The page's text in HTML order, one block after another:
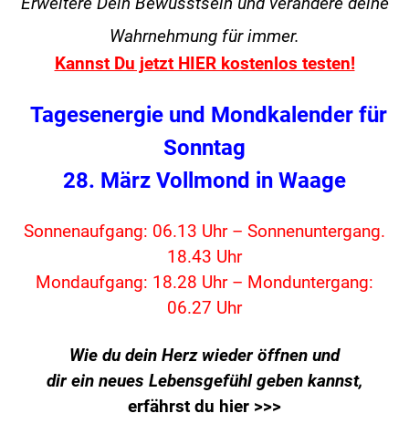
Wahrnehmung für immer.
Kannst Du jetzt HIER kostenlos testen!
Tagesenergie und Mondkalender für
Sonntag
28. März Vollmond in Waage
Sonnenaufgang: 06.13 Uhr – Sonnenuntergang.
18.43 Uhr
Mondaufgang: 18.28 Uhr – Monduntergang:
06.27 Uhr
Wie du dein Herz wieder öffnen und
dir ein neues Lebensgefühl geben kannst,
erfährst du hier >>>